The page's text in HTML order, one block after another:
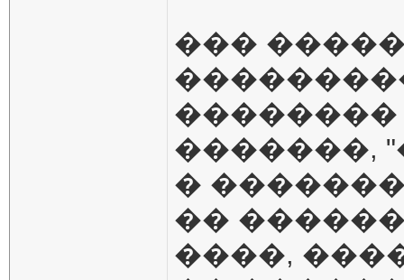
���
��������
�������,
�
��
����,